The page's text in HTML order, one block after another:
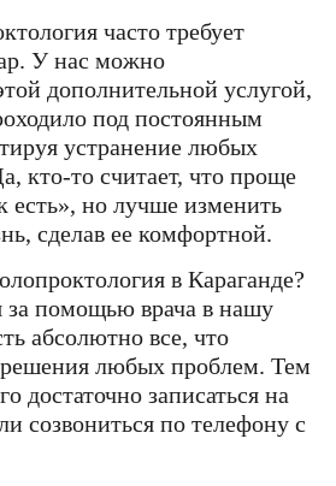
часто требует
У нас можно
дополнительной услугой,
под постоянным
устранение любых
кто-то считает, что проще
есть», но лучше изменить
сделав ее комфортной.
в Караганде?
за помощью врача в нашу
абсолютно все, что
любых проблем. Тем
достаточно записаться на
созвониться по телефону с